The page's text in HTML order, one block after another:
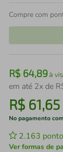
Compre com
R$ 64,89à
em até 2x de
R$ 61,65
No pagamento
2.163
Ver formas de